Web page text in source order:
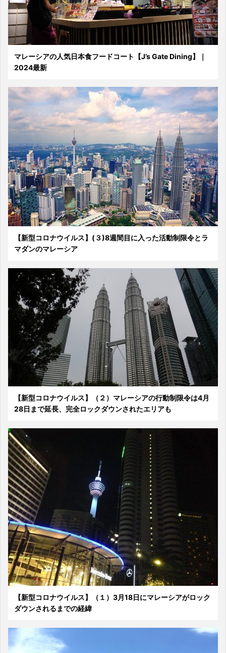
マレーシアの人気日本食フードコート【J’s Gate Dining】｜
2024最新
【新型コロナウイルス】(３)8週間目に入った活動制限令とラ
マダンのマレーシア
【新型コロナウイルス】（２）マレーシアの行動制限令は4月
28日まで延長、完全ロックダウンされたエリアも
【新型コロナウイルス】（１）3月18日にマレーシアがロック
ダウンされるまでの経緯